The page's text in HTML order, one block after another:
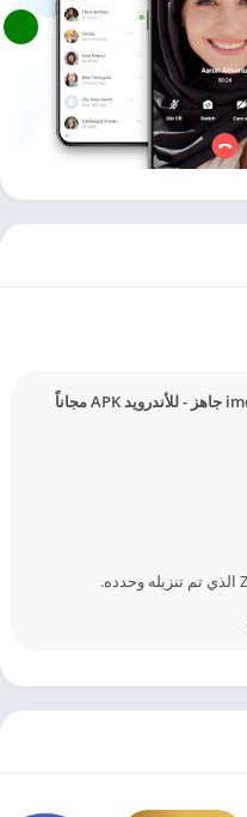
كيف يتم تثبيت تحميل تطبيق إيمو imo 2026 جاهز - للأندرويد APK مجاناً